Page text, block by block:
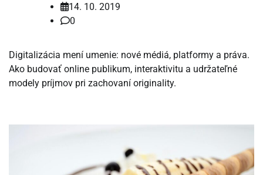
14. 10. 2019
0
Digitalizácia mení umenie: nové médiá, platformy a práva.
Ako budovať online publikum, interaktivitu a udržateľné
modely príjmov pri zachovaní originality.